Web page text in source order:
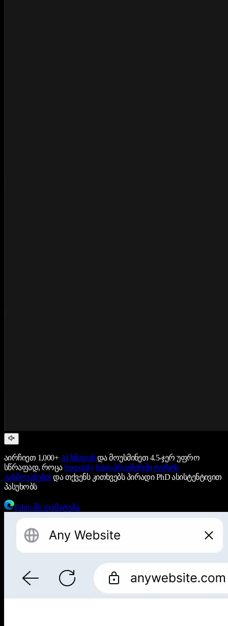
აირჩიეთ 1,000+ AI ხმადანდა მოუსმინეთ 4.5-ჯერ უფრო
სწრაფად, როცა Speechify Edge ბრაუზერში ტექსტს
გახმოვანებთ და თქვენს კითხვებს პირადი PhD ასისტენტივით
პასუხობს
Edge-ში დამატება